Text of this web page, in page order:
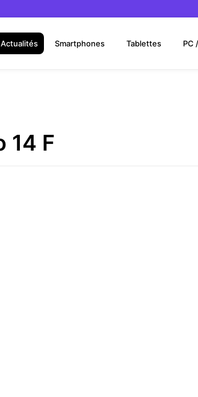
Actualités Smartphones Tablettes PC
14 F